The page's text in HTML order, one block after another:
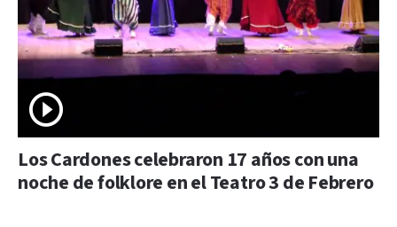
Los Cardones celebraron 17 años con una
noche de folklore en el Teatro 3 de Febrero